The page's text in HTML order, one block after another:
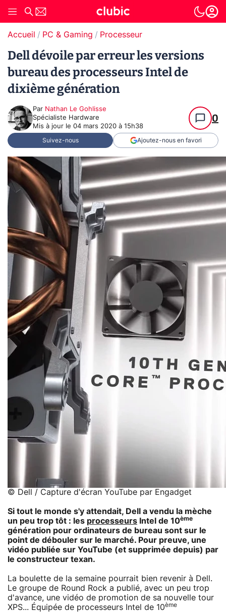
Accueil PC & Gaming Processeur
Dell dévoile par erreur les versions
bureau des processeurs Intel de
dixième génération
Par Nathan Le Gohlisse
Spécialiste Hardware
Mis à jour le 04 mars 2020 à 15h38
0
Suivez-nous Ajoutez-nous en favori
© Dell / Capture d'écran YouTube par Engadget
Si tout le monde s'y attendait, Dell a vendu la mèche
un peu trop tôt : les processeurs Intel de 10ème
génération pour ordinateurs de bureau sont sur le
point de débouler sur le marché. Pour preuve, une
vidéo publiée sur YouTube (et supprimée depuis) par
le constructeur texan.
La boulette de la semaine pourrait bien revenir à Dell.
Le groupe de Round Rock a publié, avec un peu trop
d'avance, une vidéo de promotion de sa nouvelle tour
XPS... Équipée de processeurs Intel de 10ème